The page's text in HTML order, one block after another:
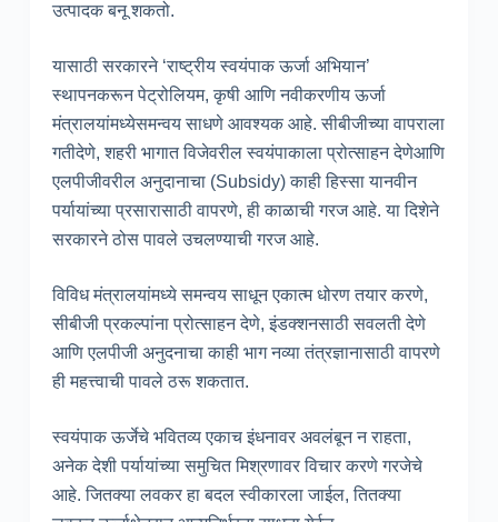
उत्पादक बनू शकतो.
यासाठी सरकारने ‘राष्ट्रीय स्वयंपाक ऊर्जा अभियान’
स्थापनकरून पेट्रोलियम, कृषी आणि नवीकरणीय ऊर्जा
मंत्रालयांमध्येसमन्वय साधणे आवश्यक आहे. सीबीजीच्या वापराला
गतीदेणे, शहरी भागात विजेवरील स्वयंपाकाला प्रोत्साहन देणेआणि
एलपीजीवरील अनुदानाचा (Subsidy) काही हिस्सा यानवीन
पर्यायांच्या प्रसारासाठी वापरणे, ही काळाची गरज आहे. या दिशेने
सरकारने ठोस पावले उचलण्याची गरज आहे.
विविध मंत्रालयांमध्ये समन्वय साधून एकात्म धोरण तयार करणे,
सीबीजी प्रकल्पांना प्रोत्साहन देणे, इंडक्शनसाठी सवलती देणे
आणि एलपीजी अनुदनाचा काही भाग नव्या तंत्रज्ञानासाठी वापरणे
ही महत्त्वाची पावले ठरू शकतात.
स्वयंपाक ऊर्जेचे भवितव्य एकाच इंधनावर अवलंबून न राहता,
अनेक देशी पर्यायांच्या समुचित मिश्रणावर विचार करणे गरजेचे
आहे. जितक्या लवकर हा बदल स्वीकारला जाईल, तितक्या